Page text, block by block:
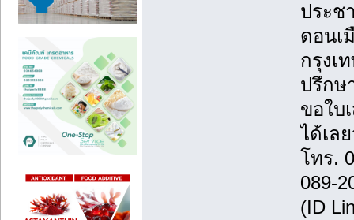
ประช
ดอนเ
กรุงเ
ปรึกษ
ขอใบ
ได้เล
โทร.
089-
(ID